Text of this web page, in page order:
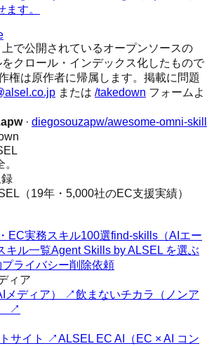
す。
で公開されているオープンソースの
クロール・インデックス化したもので
権は原作者に帰属します。掲載に問題
または /takedown フォームよ
· diegosouzapw/awesome-omni-skill
（19年・5,000社のEC支援実績）
EC実務スキル100選find-skills（AIエー
キル一覧Agent Skills by ALSEL を選ぶ
プライバシー削除依頼
ィア
メディア） ↗飲まないチカラ（ノンア
↗
サイト ↗ALSEL EC AI（EC × AI コン